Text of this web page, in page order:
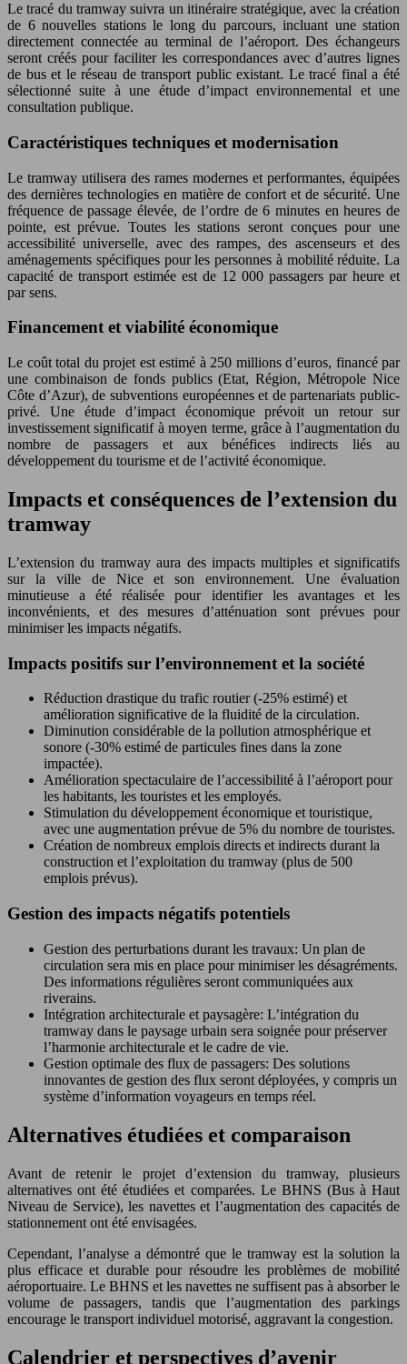
Le tracé du tramway suivra un itinéraire stratégique, avec la création
de 6 nouvelles stations le long du parcours, incluant une station
directement connectée au terminal de l’aéroport. Des échangeurs
seront créés pour faciliter les correspondances avec d’autres lignes
de bus et le réseau de transport public existant. Le tracé final a été
sélectionné suite à une étude d’impact environnemental et une
consultation publique.
Caractéristiques techniques et modernisation
Le tramway utilisera des rames modernes et performantes, équipées
des dernières technologies en matière de confort et de sécurité. Une
fréquence de passage élevée, de l’ordre de 6 minutes en heures de
pointe, est prévue. Toutes les stations seront conçues pour une
accessibilité universelle, avec des rampes, des ascenseurs et des
aménagements spécifiques pour les personnes à mobilité réduite. La
capacité de transport estimée est de 12 000 passagers par heure et
par sens.
Financement et viabilité économique
Le coût total du projet est estimé à 250 millions d’euros, financé par
une combinaison de fonds publics (Etat, Région, Métropole Nice
Côte d’Azur), de subventions européennes et de partenariats public-
privé. Une étude d’impact économique prévoit un retour sur
investissement significatif à moyen terme, grâce à l’augmentation du
nombre de passagers et aux bénéfices indirects liés au
développement du tourisme et de l’activité économique.
Impacts et conséquences de l’extension du
tramway
L’extension du tramway aura des impacts multiples et significatifs
sur la ville de Nice et son environnement. Une évaluation
minutieuse a été réalisée pour identifier les avantages et les
inconvénients, et des mesures d’atténuation sont prévues pour
minimiser les impacts négatifs.
Impacts positifs sur l’environnement et la société
Réduction drastique du trafic routier (-25% estimé) et
amélioration significative de la fluidité de la circulation.
Diminution considérable de la pollution atmosphérique et
sonore (-30% estimé de particules fines dans la zone
impactée).
Amélioration spectaculaire de l’accessibilité à l’aéroport pour
les habitants, les touristes et les employés.
Stimulation du développement économique et touristique,
avec une augmentation prévue de 5% du nombre de touristes.
Création de nombreux emplois directs et indirects durant la
construction et l’exploitation du tramway (plus de 500
emplois prévus).
Gestion des impacts négatifs potentiels
Gestion des perturbations durant les travaux: Un plan de
circulation sera mis en place pour minimiser les désagréments.
Des informations régulières seront communiquées aux
riverains.
Intégration architecturale et paysagère: L’intégration du
tramway dans le paysage urbain sera soignée pour préserver
l’harmonie architecturale et le cadre de vie.
Gestion optimale des flux de passagers: Des solutions
innovantes de gestion des flux seront déployées, y compris un
système d’information voyageurs en temps réel.
Alternatives étudiées et comparaison
Avant de retenir le projet d’extension du tramway, plusieurs
alternatives ont été étudiées et comparées. Le BHNS (Bus à Haut
Niveau de Service), les navettes et l’augmentation des capacités de
stationnement ont été envisagées.
Cependant, l’analyse a démontré que le tramway est la solution la
plus efficace et durable pour résoudre les problèmes de mobilité
aéroportuaire. Le BHNS et les navettes ne suffisent pas à absorber le
volume de passagers, tandis que l’augmentation des parkings
encourage le transport individuel motorisé, aggravant la congestion.
Calendrier et perspectives d’avenir